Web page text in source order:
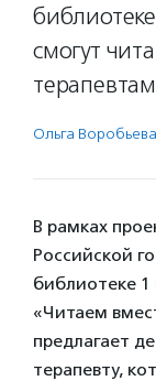
смогут
Ольга Воробьева
В рамках
Российской
библиотеке 1
«Читаем
предлагает
терапевту,